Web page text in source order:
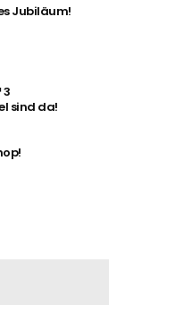
Jubiläum!
sind da!